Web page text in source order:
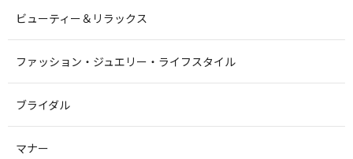
ビューティー＆リラックス
ファッション・ジュエリー・ライフスタイル
ブライダル
マナー